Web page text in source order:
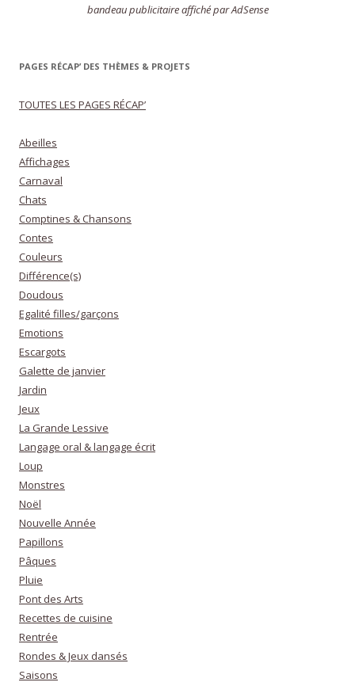
bandeau publicitaire affiché par AdSense
PAGES RÉCAP’ DES THÈMES & PROJETS
TOUTES LES PAGES RÉCAP’
Abeilles
Affichages
Carnaval
Chats
Comptines & Chansons
Contes
Couleurs
Différence(s)
Doudous
Egalité filles/garçons
Emotions
Escargots
Galette de janvier
Jardin
Jeux
La Grande Lessive
Langage oral & langage écrit
Loup
Monstres
Noël
Nouvelle Année
Papillons
Pâques
Pluie
Pont des Arts
Recettes de cuisine
Rentrée
Rondes & Jeux dansés
Saisons